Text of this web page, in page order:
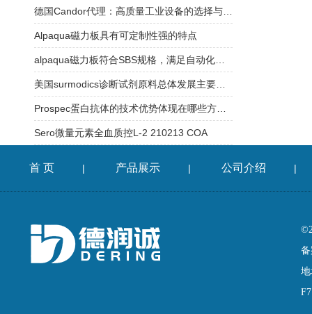
Alpaqua磁力板具有可定制性强的特点
Sero微量元素全血质控L-2 210213 COA
首 页 | 产品展示 | 公司介绍 |
备